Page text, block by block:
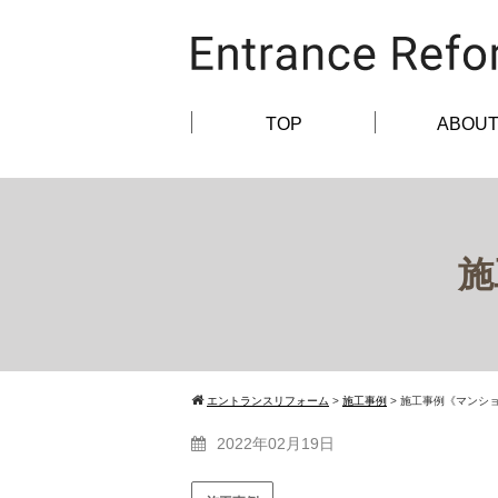
TOP ABOUT
エントランスリフォーム > 施工事例 > 施工事例《マンシ
2022年02月19日